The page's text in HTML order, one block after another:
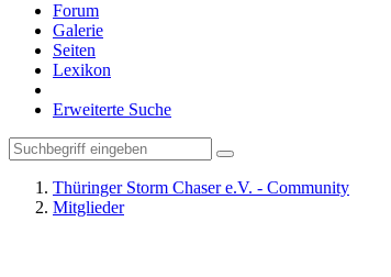
Forum
Galerie
Seiten
Lexikon
Erweiterte Suche
Thüringer Storm Chaser e.V. - Community
Mitglieder